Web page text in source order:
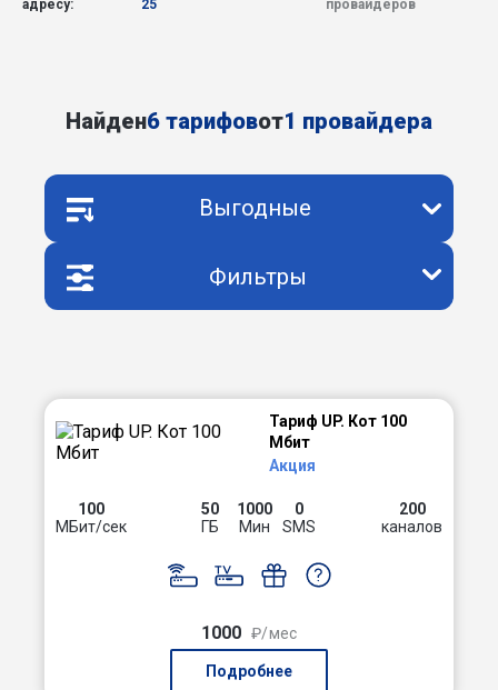
адресу:
25
провайдеров
Найден6 тарифовот1 провайдера
Выгодные
Фильтры
Тариф UP. Кот 100
Мбит
Акция
100
МБит/сек
50
ГБ
1000
Мин
0
SMS
200
каналов
1000 ₽/мес
Подробнее